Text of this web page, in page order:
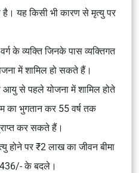
यह किसी भी कारण से मृत्यु पर
के व्यक्ति जिनके पास व्यक्तिगत
में शामिल हो सकते हैं।
आयु से पहले योजना में शामिल होते
का भुगतान कर 55 वर्ष तक
कर सकते हैं।
होने पर ₹2 लाख का जीवन बीमा
के बदले।